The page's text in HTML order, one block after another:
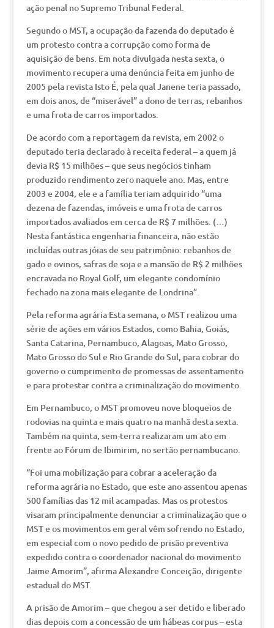
ação penal no Supremo Tribunal Federal.
Segundo o MST, a ocupação da fazenda do deputado é
um protesto contra a corrupção como forma de
aquisição de bens. Em nota divulgada nesta sexta, o
movimento recupera uma denúncia feita em junho de
2005 pela revista Isto É, pela qual Janene teria passado,
em dois anos, de “miserável” a dono de terras, rebanhos
e uma frota de carros importados.
De acordo com a reportagem da revista, em 2002 o
deputado teria declarado à receita federal – a quem já
devia R$ 15 milhões – que seus negócios tinham
produzido rendimento zero naquele ano. Mas, entre
2003 e 2004, ele e a família teriam adquirido “uma
dezena de fazendas, imóveis e uma frota de carros
importados avaliados em cerca de R$ 7 milhões. (…)
Nesta fantástica engenharia financeira, não estão
incluídas outras jóias de seu patrimônio: rebanhos de
gado e ovinos, safras de soja e a mansão de R$ 2 milhões
encravada no Royal Golf, um elegante condomínio
fechado na zona mais elegante de Londrina”.
Pela reforma agrária Esta semana, o MST realizou uma
série de ações em vários Estados, como Bahia, Goiás,
Santa Catarina, Pernambuco, Alagoas, Mato Grosso,
Mato Grosso do Sul e Rio Grande do Sul, para cobrar do
governo o cumprimento de promessas de assentamento
e para protestar contra a criminalização do movimento.
Em Pernambuco, o MST promoveu nove bloqueios de
rodovias na quinta e mais quatro na manhã desta sexta.
Também na quinta, sem-terra realizaram um ato em
frente ao Fórum de Ibimirim, no sertão pernambucano.
“Foi uma mobilização para cobrar a aceleração da
reforma agrária no Estado, que este ano assentou apenas
500 famílias das 12 mil acampadas. Mas os protestos
visaram principalmente denunciar a criminalização que o
MST e os movimentos em geral vêm sofrendo no Estado,
em especial com o novo pedido de prisão preventiva
expedido contra o coordenador nacional do movimento
Jaime Amorim”, afirma Alexandre Conceição, dirigente
estadual do MST.
A prisão de Amorim – que chegou a ser detido e liberado
dias depois com a concessão de um hábeas corpus – esta